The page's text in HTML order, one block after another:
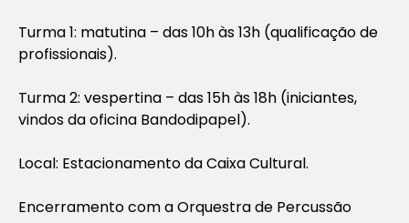
Turma 1: matutina – das 10h às 13h (qualificação de
profissionais).
Turma 2: vespertina – das 15h às 18h (iniciantes,
vindos da oficina Bandodipapel).
Local: Estacionamento da Caixa Cultural.
Encerramento com a Orquestra de Percussão